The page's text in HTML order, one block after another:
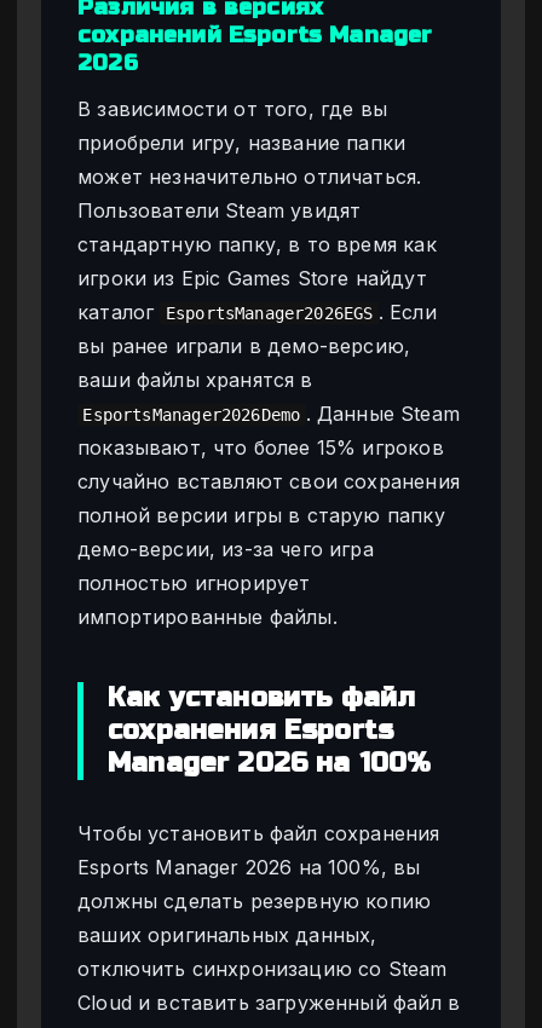
Различия в версиях
сохранений Esports Manager
2026
В зависимости от того, где вы
приобрели игру, название папки
может незначительно отличаться.
Пользователи Steam увидят
стандартную папку, в то время как
игроки из Epic Games Store найдут
каталог
EsportsManager2026EGS . Если
вы ранее играли в демо-версию,
ваши файлы хранятся в
EsportsManager2026Demo . Данные Steam
показывают, что более 15% игроков
случайно вставляют свои сохранения
полной версии игры в старую папку
демо-версии, из-за чего игра
полностью игнорирует
импортированные файлы.
Как установить файл
сохранения Esports
Manager 2026 на 100%
Чтобы установить файл сохранения
Esports Manager 2026 на 100%, вы
должны сделать резервную копию
ваших оригинальных данных,
отключить синхронизацию со Steam
Cloud и вставить загруженный файл в